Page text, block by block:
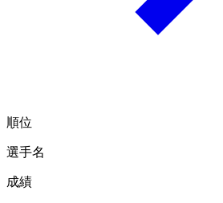
順位
選手名
成績